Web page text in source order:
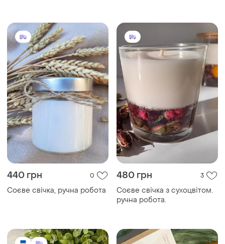
440 грн 0
Соєве свічка, ручна робота
480 грн 3
Соєве свічка з сухоцвітом.
ручна робота.